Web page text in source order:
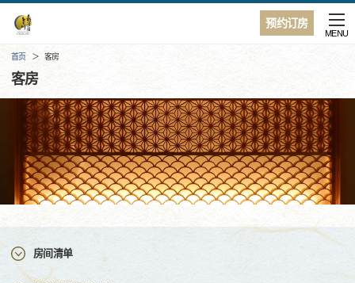
预约订房
MENU
首页 客房
客房
房间清单